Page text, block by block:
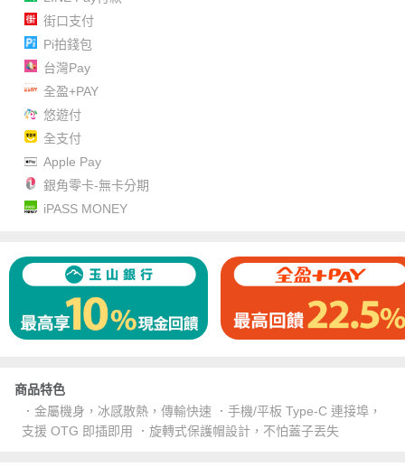
街口支付
Pi拍錢包
台灣Pay
全盈+PAY
悠遊付
全支付
Apple Pay
銀角零卡-無卡分期
iPASS MONEY
商品特色
．金屬機身，冰感散熱，傳輸快速 ．手機/平板 Type-C 連接埠，
支援 OTG 即插即用 ．旋轉式保護帽設計，不怕蓋子丟失